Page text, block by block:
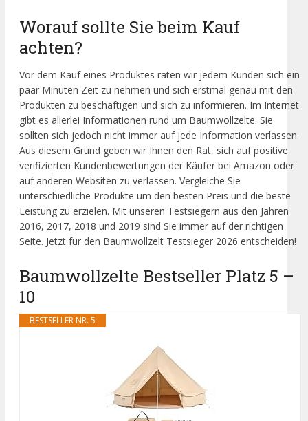
Worauf sollte Sie beim Kauf
achten?
Vor dem Kauf eines Produktes raten wir jedem Kunden sich ein
paar Minuten Zeit zu nehmen und sich erstmal genau mit den
Produkten zu beschäftigen und sich zu informieren. Im Internet
gibt es allerlei Informationen rund um Baumwollzelte. Sie
sollten sich jedoch nicht immer auf jede Information verlassen.
Aus diesem Grund geben wir Ihnen den Rat, sich auf positive
verifizierten Kundenbewertungen der Käufer bei Amazon oder
auf anderen Websiten zu verlassen. Vergleiche Sie
unterschiedliche Produkte um den besten Preis und die beste
Leistung zu erzielen. Mit unseren Testsiegern aus den Jahren
2016, 2017, 2018 und 2019 sind Sie immer auf der richtigen
Seite. Jetzt für den Baumwollzelt Testsieger 2026 entscheiden!
Baumwollzelte Bestseller Platz 5 –
10
BESTSELLER NR. 5